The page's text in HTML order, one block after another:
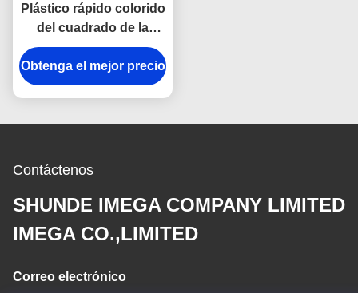
Plástico rápido colorido
del cuadrado de la
cadena dominante del
gancho del moho del
metal del tenedor anti
Obtenga el mejor precio
Contáctenos
SHUNDE IMEGA COMPANY LIMITED
IMEGA CO.,LIMITED
Correo electrónico